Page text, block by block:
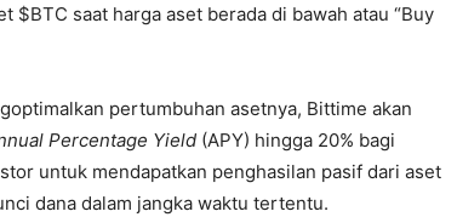
$BTC saat harga aset berada di bawah atau “Buy
pertumbuhan asetnya, Bittime akan
Percentage Yield (APY) hingga 20% bagi
untuk mendapatkan penghasilan pasif dari aset
dana dalam jangka waktu tertentu.